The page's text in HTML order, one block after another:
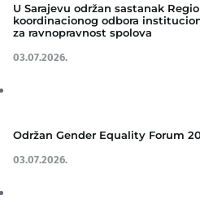
U Sarajevu održan sastanak
koordinacionog odbora
za ravnopravnost spolova
03.07.2026.
Održan Gender Equality Forum
03.07.2026.